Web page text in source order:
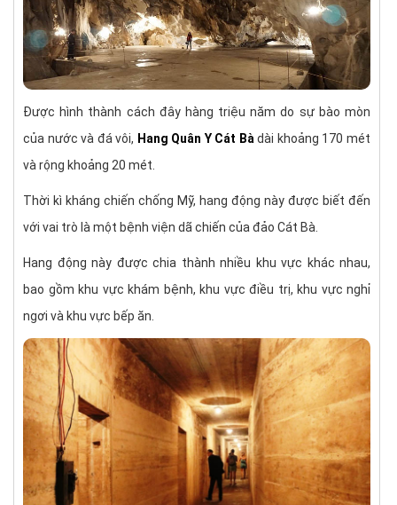
Được hình thành cách đây hàng triệu năm do sự bào mòn
của nước và đá vôi, Hang Quân Y Cát Bà dài khoảng 170 mét
và rộng khoảng 20 mét.
Thời kì kháng chiến chống Mỹ, hang động này được biết đến
với vai trò là một bệnh viện dã chiến của đảo Cát Bà.
Hang động này được chia thành nhiều khu vực khác nhau,
bao gồm khu vực khám bệnh, khu vực điều trị, khu vực nghỉ
ngơi và khu vực bếp ăn.